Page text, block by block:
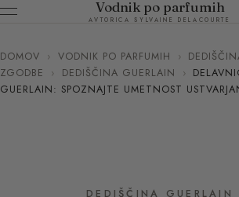
Vodnik po parfumih
AVTORICA SYLVAINE DELACOURTE
DOMOV › VODNIK PO PARFUMIH ›
ZGODBE
› DEDIŠČINA GUERLAIN ›
GUERLAIN: SPOZNAJTE UMETNOST
DEDIŠČINA GUERLAIN